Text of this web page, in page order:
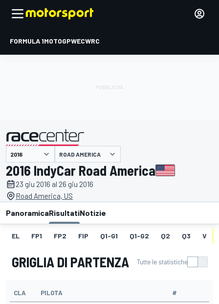
FORMULA 1MOTOGPWECWRC
presentato da ROAD AMERICA
2016 IndyCar Road America
23 giu 2016 al 26 giu 2016
Road America, US
PanoramicaRisultatiNotizie
EL FP1 FP2 FIP Q1-G1 Q1-G2 Q2 Q3 V
GRIGLIA DI PARTENZA Tutte le statistiche
CLA PILOTA #